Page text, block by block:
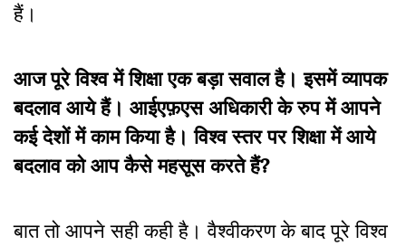
हैं।
आज पूरे विश्व में शिक्षा एक बड़ा सवाल है। इसमें व्यापक
बदलाव आये हैं। आईएफ़एस अधिकारी के रुप में आपने
कई देशों में काम किया है। विश्व स्तर पर शिक्षा में आये
बदलाव को आप कैसे महसूस करते हैं?
बात तो आपने सही कही है। वैश्वीकरण के बाद पूरे विश्व